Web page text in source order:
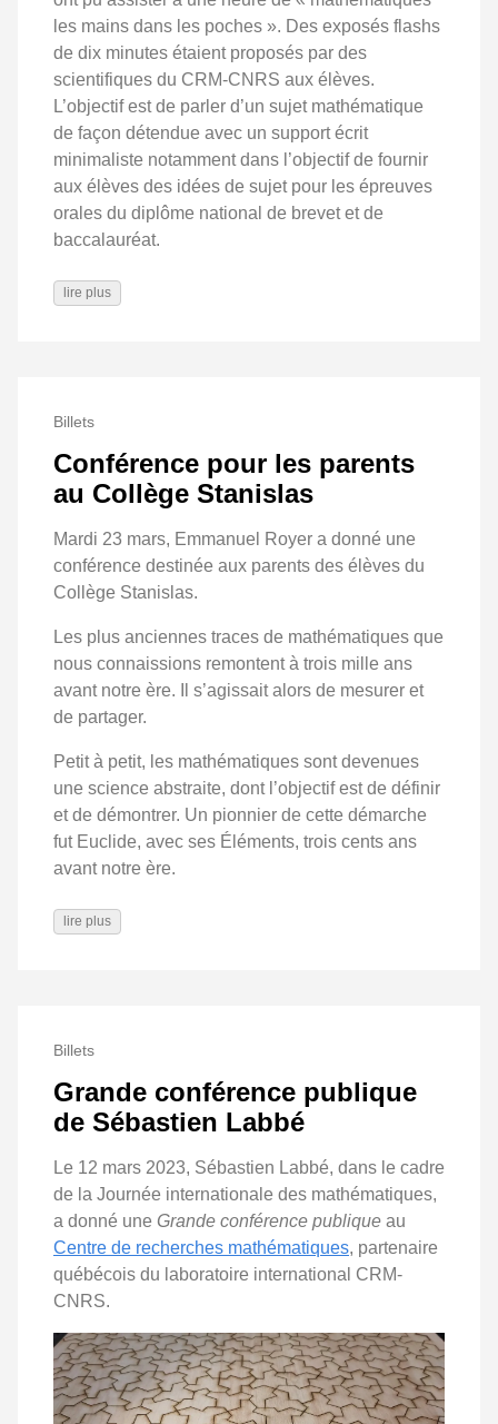
les mains dans les poches ». Des exposés flashs
de dix minutes étaient proposés par des
scientifiques du CRM-CNRS aux élèves.
L’objectif est de parler d’un sujet mathématique
de façon détendue avec un support écrit
minimaliste notamment dans l’objectif de fournir
aux élèves des idées de sujet pour les épreuves
orales du diplôme national de brevet et de
baccalauréat.
lire plus
Billets
Conférence pour les parents
au Collège Stanislas
Mardi 23 mars, Emmanuel Royer a donné une
conférence destinée aux parents des élèves du
Collège Stanislas.
Les plus anciennes traces de mathématiques que
nous connaissions remontent à trois mille ans
avant notre ère. Il s’agissait alors de mesurer et
de partager.
Petit à petit, les mathématiques sont devenues
une science abstraite, dont l’objectif est de définir
et de démontrer. Un pionnier de cette démarche
fut Euclide, avec ses Éléments, trois cents ans
avant notre ère.
lire plus
Billets
Grande conférence publique
de Sébastien Labbé
Le 12 mars 2023, Sébastien Labbé, dans le cadre
de la Journée internationale des mathématiques,
a donné une Grande conférence publique au
Centre de recherches mathématiques, partenaire
québécois du laboratoire international CRM-
CNRS.